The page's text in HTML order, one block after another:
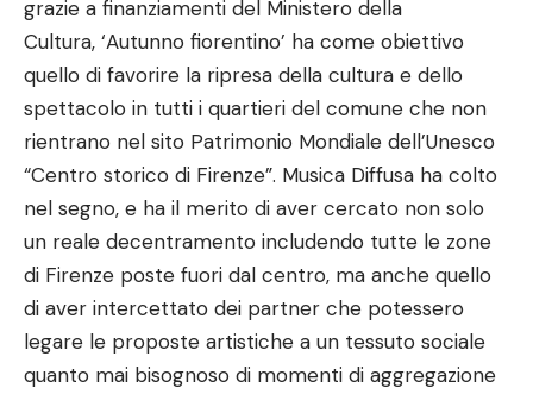
grazie a finanziamenti del Ministero della
Cultura, ‘Autunno fiorentino’ ha come obiettivo
quello di favorire la ripresa della cultura e dello
spettacolo in tutti i quartieri del comune che non
rientrano nel sito Patrimonio Mondiale dell’Unesco
“Centro storico di Firenze”. Musica Diffusa ha colto
nel segno, e ha il merito di aver cercato non solo
un reale decentramento includendo tutte le zone
di Firenze poste fuori dal centro, ma anche quello
di aver intercettato dei partner che potessero
legare le proposte artistiche a un tessuto sociale
quanto mai bisognoso di momenti di aggregazione